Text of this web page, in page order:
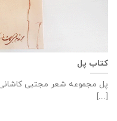
کتاب پل
پل مجموعه شعر مجتبی
[...]